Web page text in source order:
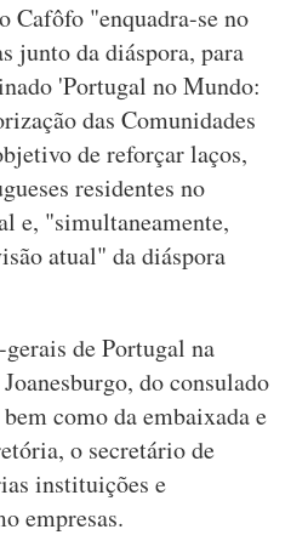
Cafôfo "enquadra-se no
junto da diáspora, para
'Portugal no Mundo:
das Comunidades
de reforçar laços,
residentes no
e, "simultaneamente,
atual" da diáspora
de Portugal na
do consulado
como da embaixada e
o secretário de
instituições e
empresas.